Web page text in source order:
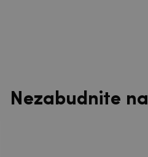
Nezabudnite na